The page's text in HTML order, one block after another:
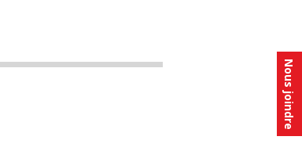
Nous joindre